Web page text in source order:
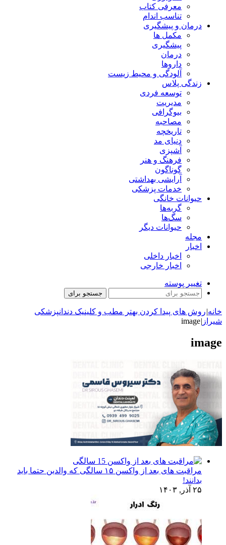
معرفی کتاب
تناسب اندام
درمان و پیشگیری
مکمل ها
پیشگیری
درمان
داروها
آلودگی و محیط زیست
زندگی پلاس
توسعه فردی
مدیریت
بیوگرافی
مصاحبه
تاریخچه
دنیای مد
آشپزی
فرهنگ و هنر
گوناگون
آرایشی بهداشتی
خدمات پزشکی
حیوانات خانگی
گربه‌ها
سگ‌ها
حیوانات دیگر
مجله
اخبار
اخبار داخلی
اخبار خارجی
تغییر پوسته
جستجو برای
خانه|روش های پیدا کردن بهتر مطب و کلینیک دندانپزشکی
شیراز |
image
image
مراقبت های بعد از واکسن ۱۵ سالگی که والدین حتما باید
بدانند!
۲۵ آذر, ۱۴۰۳